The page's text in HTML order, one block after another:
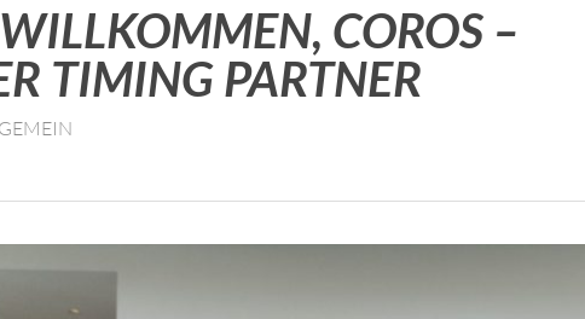
COROS –
TIMING PARTNER